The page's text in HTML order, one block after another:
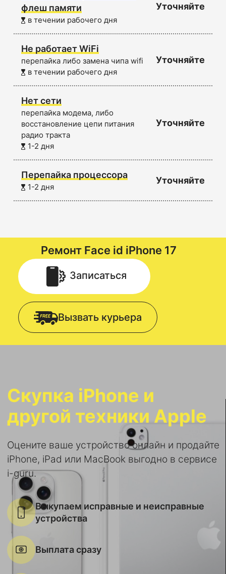
флеш памяти
в течении рабочего дня
Уточняйте
Не работает WiFi
перепайка либо замена чипа wifi
в течении рабочего дня
Уточняйте
Нет сети
перепайка модема, либо
восстановление цепи питания
радио тракта
1-2 дня
Уточняйте
Перепайка процессора
1-2 дня
Уточняйте
Ремонт Face id iPhone 17
Записаться
Вызвать курьера
Скупка iPhone и
другой техники Apple
Оцените ваше устройство онлайн и продайте
iPhone, iPad или MacBook выгодно в сервисе
i-guru.
Выкупаем исправные и неисправные
устройства
Выплата сразу